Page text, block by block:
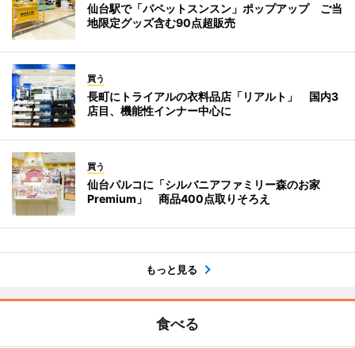
仙台駅で「パペットスンスン」ポップアップ ご当
地限定グッズ含む90点超販売
買う
長町にトライアルの衣料品店「リアルト」 国内3
店目、機能性インナー中心に
買う
仙台パルコに「シルバニアファミリー森のお家
Premium」 商品400点取りそろえ
もっと見る
食べる